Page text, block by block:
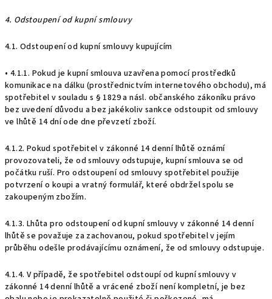
4. Odstoupení od kupní smlouvy
4.1. Odstoupení od kupní smlouvy kupujícím
• 4.1.1. Pokud je kupní smlouva uzavřena pomocí prostředků
komunikace na dálku (prostřednictvím internetového obchodu), má
spotřebitel v souladu s § 1829 a násl. občanského zákoníku právo
bez uvedení důvodu a bez jakékoliv sankce odstoupit od smlouvy
ve lhůtě 14 dní ode dne převzetí zboží.
4.1.2. Pokud spotřebitel v zákonné 14 denní lhůtě oznámí
provozovateli, že od smlouvy odstupuje, kupní smlouva se od
počátku ruší. Pro odstoupení od smlouvy spotřebitel použije
potvrzení o koupi a vratný formulář, které obdržel spolu se
zakoupeným zbožím.
4.1.3. Lhůta pro odstoupení od kupní smlouvy v zákonné 14 denní
lhůtě se považuje za zachovanou, pokud spotřebitel v jejím
průběhu odešle prodávajícímu oznámení, že od smlouvy odstupuje.
4.1.4. V případě, že spotřebitel odstoupí od kupní smlouvy v
zákonné 14 denní lhůtě a vrácené zboží není kompletní, je bez